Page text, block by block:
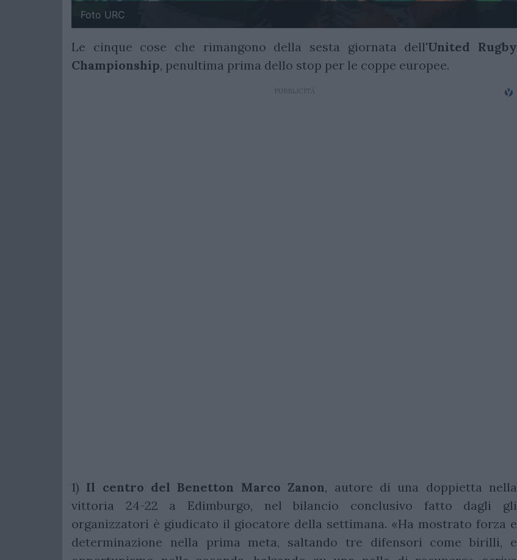
Foto URC
Le cinque cose che rimangono della sesta giornata dell'United Rugby
Championship, penultima prima dello stop per le coppe europee.
1) Il centro del Benetton Marco Zanon, autore di una doppietta nella
vittoria 24-22 a Edimburgo, nel bilancio conclusivo fatto dagli gli
organizzatori è giudicato il giocatore della settimana. «Ha mostrato forza e
determinazione nella prima meta, saltando tre difensori come birilli, e